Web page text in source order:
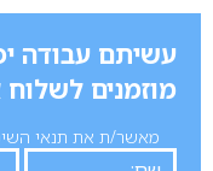
עשיתם עבודה
מוזמנים לשלוח
מאשר/ת את תנאי